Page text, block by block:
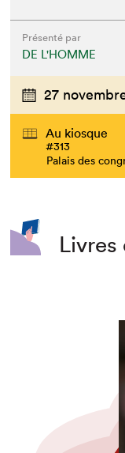
Présenté par
DE L'HOMME
27
Au kiosque
#313
Palais des
Livres